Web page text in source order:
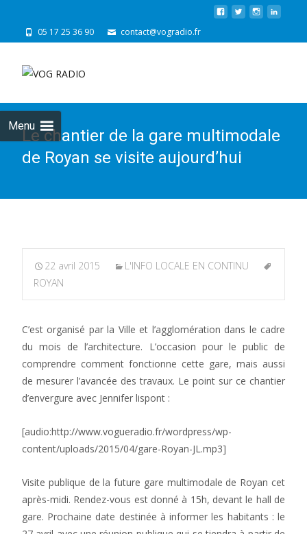
05 17 25 36 90 contact@vogradio.fr
Menu
Le chantier de la gare multimodale
de Royan se visite aujourd’hui
22 avril 2015
L'INFO LOCALE EN CONTINU
ROYAN
C’est organisé par la Ville et l’agglomération dans le cadre
du mois de l’architecture. L’occasion pour le public de
comprendre comment fonctionne cette gare, mais aussi
de mesurer l’avancée des travaux. Le point sur ce chantier
d’envergure avec Jennifer lispont :
[audio:http://www.vogueradio.fr/wordpress/wp-
content/uploads/2015/04/gare-Royan-JL.mp3]
Visite publique de la future gare multimodale de Royan cet
après-midi. Rendez-vous est donné à 15h, devant le hall de
gare. Prochaine date destinée à informer les habitants : le